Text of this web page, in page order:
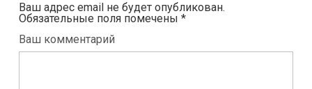
Ваш адрес email не будет опубликован.
Обязательные поля помечены *
Ваш комментарий